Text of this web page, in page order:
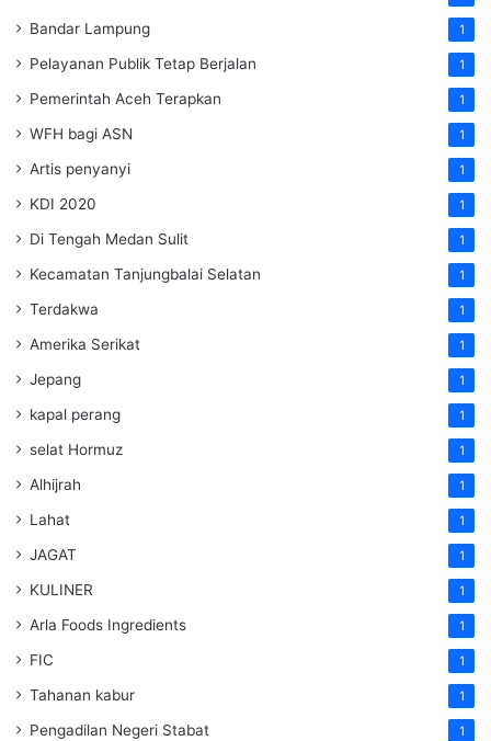
Bandar Lampung 1
Pelayanan Publik Tetap Berjalan 1
Pemerintah Aceh Terapkan 1
WFH bagi ASN 1
Artis penyanyi 1
KDI 2020 1
Di Tengah Medan Sulit 1
Kecamatan Tanjungbalai Selatan 1
Terdakwa 1
Amerika Serikat 1
Jepang 1
kapal perang 1
selat Hormuz 1
Alhijrah 1
Lahat 1
JAGAT 1
KULINER 1
Arla Foods Ingredients 1
FIC 1
Tahanan kabur 1
Pengadilan Negeri Stabat 1